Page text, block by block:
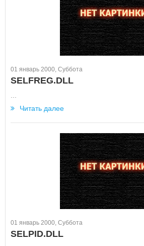
01 январь 2000, Суббота
SELFREG.DLL
Читать далее
01 январь 2000, Суббота
SELPID.DLL